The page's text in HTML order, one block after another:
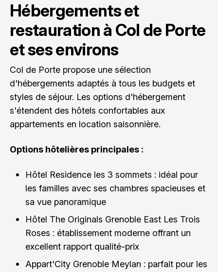
Hébergements et
restauration à Col de Porte
et ses environs
Col de Porte propose une sélection
d'hébergements adaptés à tous les budgets et
styles de séjour. Les options d'hébergement
s'étendent des hôtels confortables aux
appartements en location saisonnière.
Options hôtelières principales :
Hôtel Residence les 3 sommets : idéal pour
les familles avec ses chambres spacieuses et
sa vue panoramique
Hôtel The Originals Grenoble East Les Trois
Roses : établissement moderne offrant un
excellent rapport qualité-prix
Appart'City Grenoble Meylan : parfait pour les